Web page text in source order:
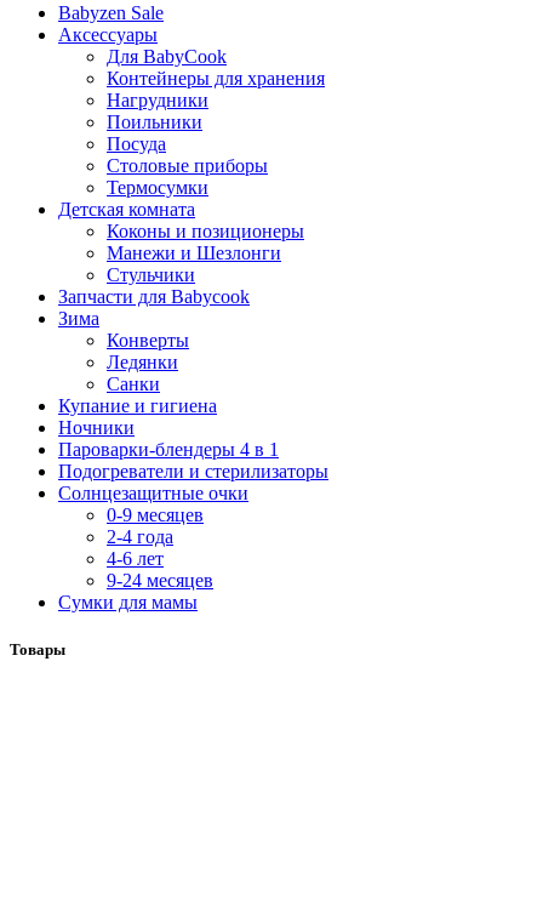
Babyzen Sale
Аксессуары
Для BabyCook
Контейнеры для хранения
Нагрудники
Поильники
Посуда
Столовые приборы
Термосумки
Детская комната
Коконы и позиционеры
Манежи и Шезлонги
Стульчики
Запчасти для Babycook
Зима
Конверты
Ледянки
Санки
Купание и гигиена
Ночники
Пароварки-блендеры 4 в 1
Подогреватели и стерилизаторы
Солнцезащитные очки
0-9 месяцев
2-4 года
4-6 лет
9-24 месяцев
Сумки для мамы
Товары